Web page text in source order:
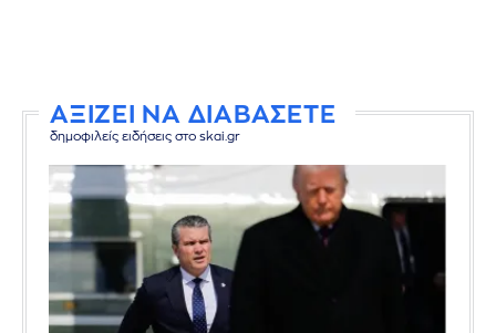
ΑΞΙΖΕΙ ΝΑ ΔΙΑΒΑΣΕΤΕ
δημοφιλείς ειδήσεις στο skai.gr